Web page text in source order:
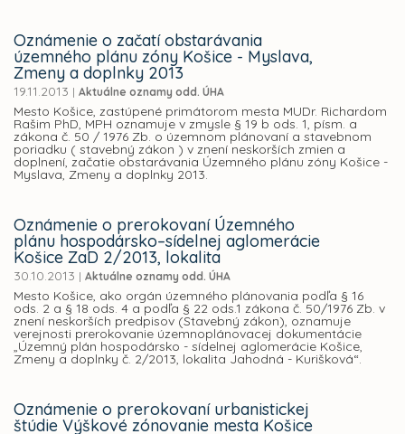
Oznámenie o začatí obstarávania
územného plánu zóny Košice - Myslava,
Zmeny a doplnky 2013
19.11.2013 | Aktuálne oznamy odd. ÚHA
Mesto Košice, zastúpené primátorom mesta MUDr. Richardom
Rašim PhD, MPH oznamuje v zmysle § 19 b ods. 1, písm. a
zákona č. 50 / 1976 Zb. o územnom plánovaní a stavebnom
poriadku ( stavebný zákon ) v znení neskorších zmien a
doplnení, začatie obstarávania Územného plánu zóny Košice -
Myslava, Zmeny a doplnky 2013.
Oznámenie o prerokovaní Územného
plánu hospodársko–sídelnej aglomerácie
Košice ZaD 2/2013, lokalita
30.10.2013 | Aktuálne oznamy odd. ÚHA
Mesto Košice, ako orgán územného plánovania podľa § 16
ods. 2 a § 18 ods. 4 a podľa § 22 ods.1 zákona č. 50/1976 Zb. v
znení neskorších predpisov (Stavebný zákon), oznamuje
verejnosti prerokovanie územnoplánovacej dokumentácie
„Územný plán hospodársko - sídelnej aglomerácie Košice,
Zmeny a doplnky č. 2/2013, lokalita Jahodná - Kurišková“.
Oznámenie o prerokovaní urbanistickej
štúdie Výškové zónovanie mesta Košice